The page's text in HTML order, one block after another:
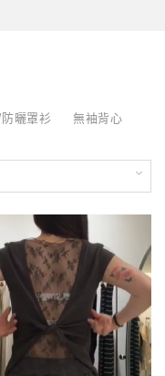
曬罩衫 無袖背心